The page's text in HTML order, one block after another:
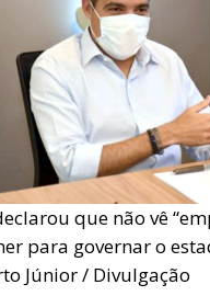
que não vê
para governar o
Júnior / Divulgação